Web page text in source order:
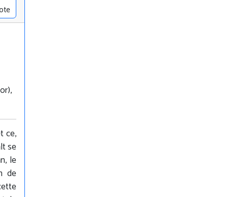
ce,
se
le
de